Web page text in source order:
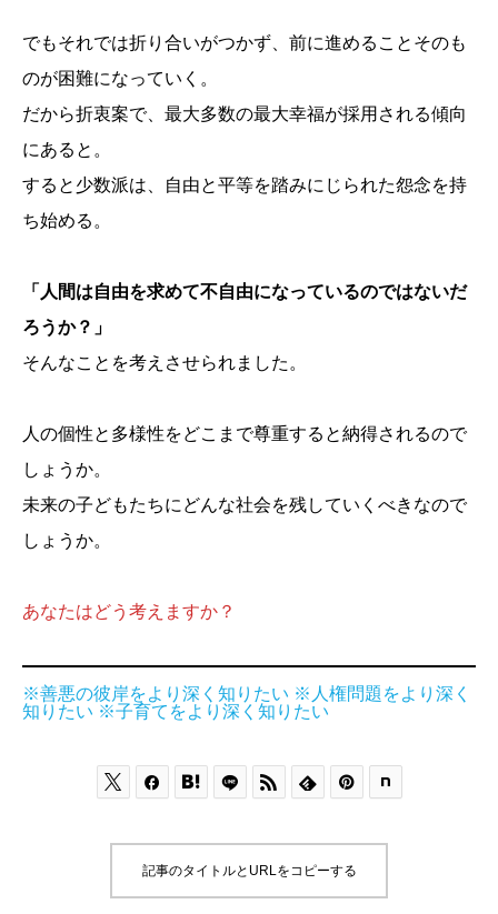
でもそれでは折り合いがつかず、前に進めることそのも
のが困難になっていく。
だから折衷案で、最大多数の最大幸福が採用される傾向
にあると。
すると少数派は、自由と平等を踏みにじられた怨念を持
ち始める。
「人間は自由を求めて不自由になっているのではないだ
ろうか？」
そんなことを考えさせられました。
人の個性と多様性をどこまで尊重すると納得されるので
しょうか。
未来の子どもたちにどんな社会を残していくべきなので
しょうか。
あなたはどう考えますか？
※善悪の彼岸をより深く知りたい ※人権問題をより深く
知りたい ※子育てをより深く知りたい
     
記事のタイトルとURLをコピーする